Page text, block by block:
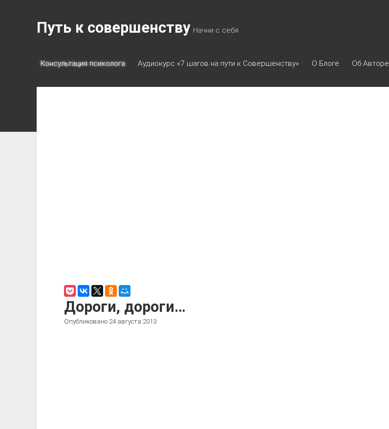
Путь к совершенству Начни с себя
Консультация психолога Аудиокурс «7 шагов на пути к Совершенству» О Блоге Об Авторе
Дороги, дороги…
Опубликовано 24 августа 2013